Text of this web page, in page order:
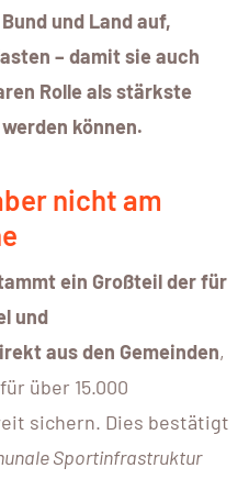
und Land auf,
– damit sie auch
Rolle als stärkste
können.
nicht am
ein Großteil der für
und
aus den Gemeinden,
über 15.000
sichern. Dies bestätigt
Sportinfrastruktur